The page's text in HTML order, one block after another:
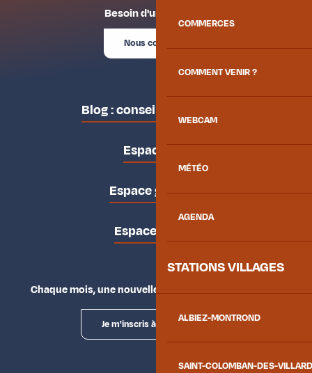
COMMERCES
COMMENT VENIR ?
WEBCAM
MÉTÉO
AGENDA
STATIONS VILLAGES
ALBIEZ-MONTROND
SAINT-COLOMBAN-DES-
Besoin d'un conseil ?
Nous contacter
Blog : conseils des locaux
Espace pro
Espace groupes
Espace presse
Chaque mois, une nouvelle façon d'explorer la vallée.
Je m'inscris à la newsletter